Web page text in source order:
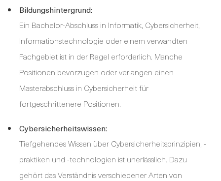
Bildungshintergrund:
Ein Bachelor-Abschluss in Informatik, Cybersicherheit,
Informationstechnologie oder einem verwandten
Fachgebiet ist in der Regel erforderlich. Manche
Positionen bevorzugen oder verlangen einen
Masterabschluss in Cybersicherheit für
fortgeschrittenere Positionen.
Cybersicherheitswissen:
Tiefgehendes Wissen über Cybersicherheitsprinzipien, -
praktiken und -technologien ist unerlässlich. Dazu
gehört das Verständnis verschiedener Arten von